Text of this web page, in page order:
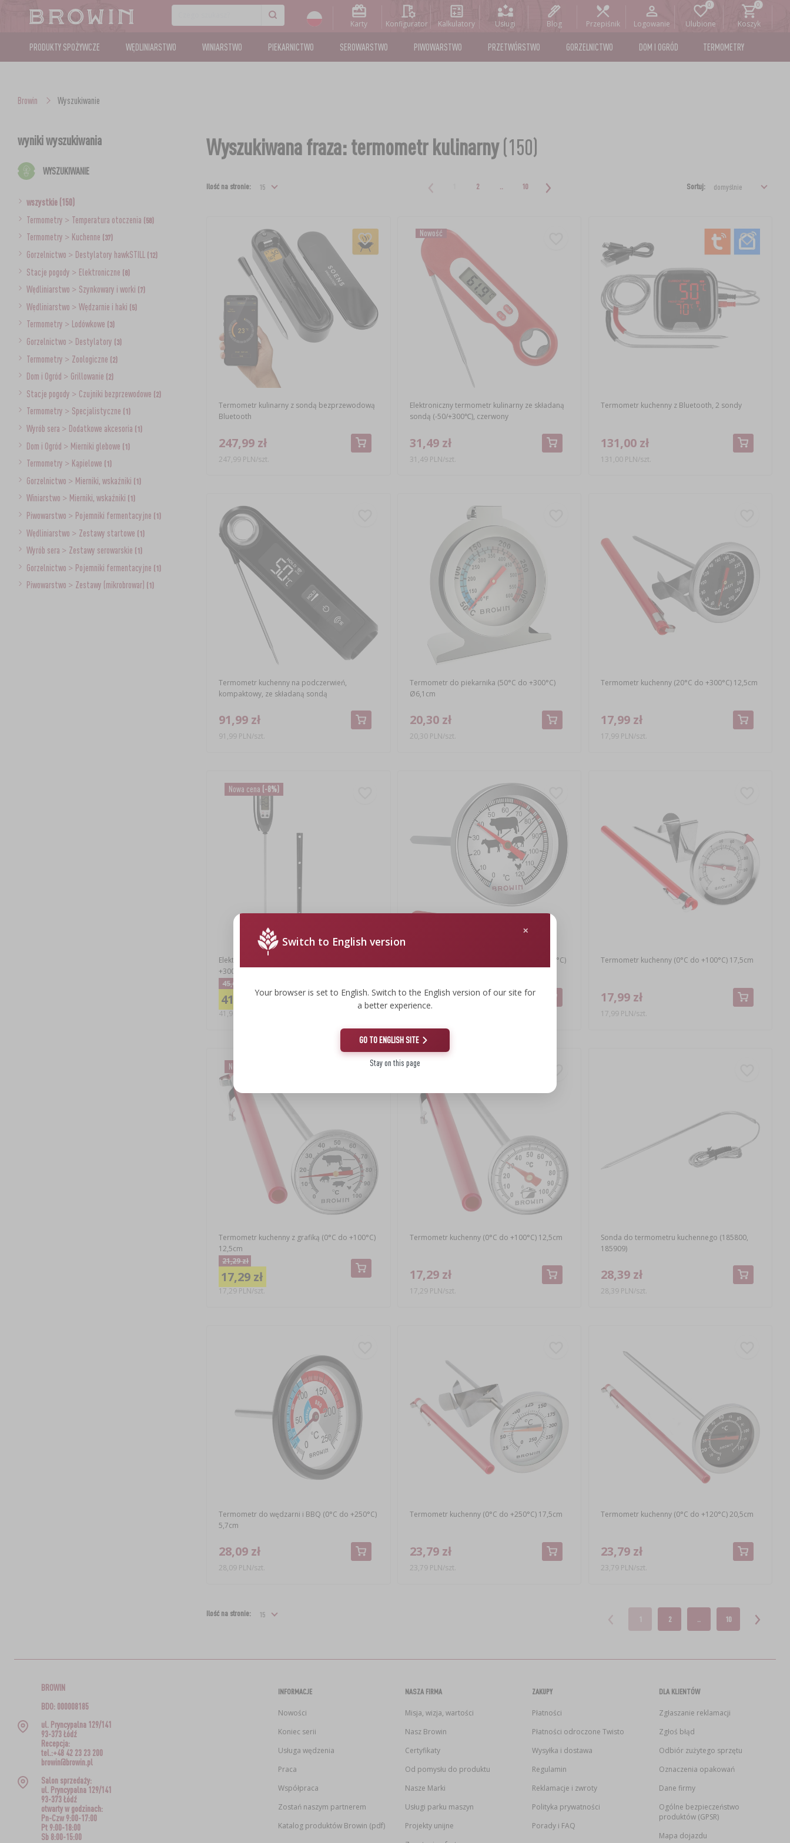
Karty Konfigurator Kalkulatory Usługi Blog Przepiśnik Logowanie Ulubione Koszyk
PRODUKTY SPOŻYWCZE WĘDLINIARSTWO WINIARSTWO PIEKARNICTWO SEROWARSTWO PIWOWARSTWO PRZETWÓRSTWO GORZELNICTWO DOM I OGRÓD TERMOMETRY
Browin Wyszukiwanie
wyniki wyszukiwania
WYSZUKIWANIE
wszystkie (150)
Termometry > Temperatura otoczenia (58)
Termometry > Kuchenne (37)
Gorzelnictwo > Destylatory hawkSTILL (12)
Stacje pogody > Elektroniczne (8)
Wędliniarstwo > Szynkowary i worki (7)
Wędliniarstwo > Wędzarnie i haki (5)
Termometry > Lodówkowe (3)
Gorzelnictwo > Destylatory (3)
Termometry > Zoologiczne (2)
Dom i Ogród > Grillowanie (2)
Stacje pogody > Czujniki bezprzewodowe (2)
Termometry > Specjalistyczne (1)
Wyrób sera > Dodatkowe akcesoria (1)
Dom i Ogród > Mierniki glebowe (1)
Termometry > Kąpielowe (1)
Gorzelnictwo > Mierniki, wskaźniki (1)
Winiarstwo > Mierniki, wskaźniki (1)
Piwowarstwo > Pojemniki fermentacyjne (1)
Wędliniarstwo > Zestawy startowe (1)
Wyrób sera > Zestawy serowarskie (1)
Gorzelnictwo > Pojemniki fermentacyjne (1)
Piwowarstwo > Zestawy (mikrobrowar) (1)
Wyszukiwana fraza: termometr kulinarny(150)
Ilość na stronie: 2 .. 10 Sortuj:
Termometr kulinarny z sondą bezprzewodową
Bluetooth
247,99 zł
247,99 PLN/szt.
Nowość
Elektroniczny termometr kulinarny ze składaną
sondą (-50/+300℃), czerwony
31,49 zł
31,49 PLN/szt.
Termometr kuchenny z Bluetooth, 2 sondy
131,00 zł
131,00 PLN/szt.
Termometr kuchenny na podczerwień,
kompaktowy, ze składaną sondą
91,99 zł
91,99 PLN/szt.
Termometr do piekarnika (50°C do +300°C)
Ø6,1cm
20,30 zł
20,30 PLN/szt.
Termometr kuchenny (20°C do +300°C) 12,5cm
17,99 zł
17,99 PLN/szt.
Nowa cena (-8%)
Elektroniczny termometr kuchenny (-50°C do
+300°C) z etui, czarny
45,60 zł
41,99 zł
41,99 PLN/szt.
Termometr do pieczenia mięs (0°C do +120°C)
21,29 zł
Termometr kuchenny (0°C do +100°C) 17,5cm
17,99 zł
17,99 PLN/szt.
Nowa cena
Termometr kuchenny z grafiką (0°C do +100°C)
12,5cm
21,29 zł
17,29 zł
17,29 PLN/szt.
Termometr kuchenny (0°C do +100°C) 12,5cm
17,29 zł
17,29 PLN/szt.
Sonda do termometru kuchennego (185800,
185909)
28,39 zł
28,39 PLN/szt.
Termometr do wędzarni i BBQ (0°C do +250°C)
5,7cm
28,09 zł
28,09 PLN/szt.
Termometr kuchenny (0°C do +250°C) 17,5cm
23,79 zł
23,79 PLN/szt.
Termometr kuchenny (0°C do +120°C) 20,5cm
23,79 zł
23,79 PLN/szt.
Ilość na stronie:
1 2 .. 10
Switch to English version
Your browser is set to English. Switch to the English version of our site for
a better experience.
GO TO ENGLISH SITE
Stay on this page
BROWIN
BDO: 000008185
ul. Pryncypalna 129/141
93-373 Łódź
Recepcja:
tel.:+48 42 23 23 200
browin@browin.pl
Salon sprzedaży:
ul. Pryncypalna 129/141
93-373 Łódź
otwarty w godzinach:
Pn-Czw 9:00-17:00
Pt 9:00-18:00
Sb 8:00-15:00
INFORMACJE
Nowości
Koniec serii
Usługa wędzenia
Praca
Współpraca
Zostań naszym partnerem
Katalog produktów Browin (pdf)
NASZA FIRMA
Misja, wizja, wartości
Nasz Browin
Certyfikaty
Od pomysłu do produktu
Nasze Marki
Usługi parku maszyn
Projekty unijne
ZAKUPY
Płatności
Płatności odroczone Twisto
Wysyłka i dostawa
Regulamin
Reklamacje i zwroty
Polityka prywatności
Porady i FAQ
DLA KLIENTÓW
Zgłaszanie reklamacji
Zgłoś błąd
Odbiór zużytego sprzętu
Oznaczenia opakowań
Dane firmy
Ogólne bezpieczeństwo
produktów (GPSR)
Mapa dojazdu